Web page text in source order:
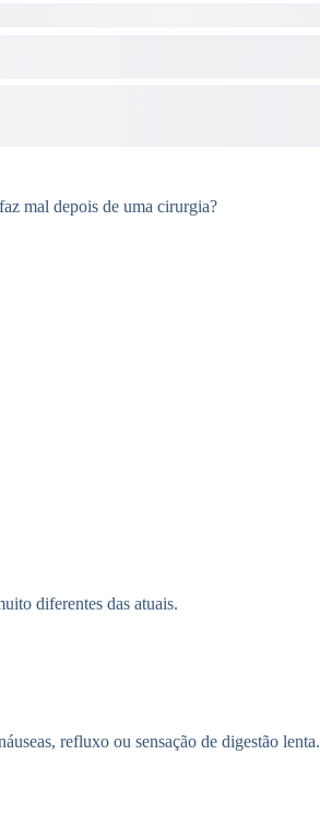
mal depois de uma cirurgia?
diferentes das atuais.
refluxo ou sensação de digestão lenta.